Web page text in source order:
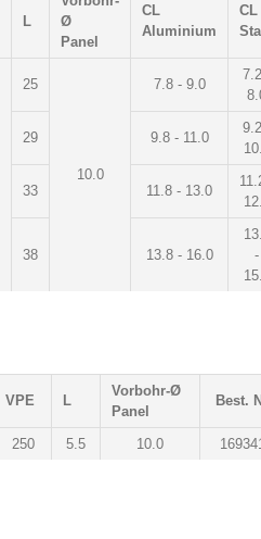
L
Ø
Panel
CL
Aluminium
CL
25
10.0
7.8 - 9.0
29 9.8 - 11.0
33 11.8 - 13.0
38 13.8 - 16.0
-
VPE L
Vorbohr-Ø
Panel
Best.
250 5.5 10.0